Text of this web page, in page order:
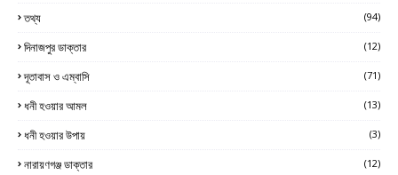
তথ্য (94)
দিনাজপুর ডাক্তার (12)
দূতাবাস ও এম্বাসি (71)
ধনী হওয়ার আমল (13)
ধনী হওয়ার উপায় (3)
নারায়ণগঞ্জ ডাক্তার (12)